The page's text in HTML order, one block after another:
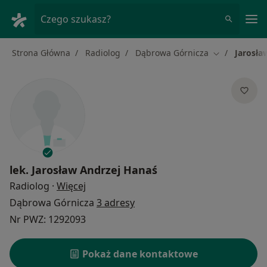
Czego szukasz?
Strona Główna Radiolog Dąbrowa Górnicza Zmień miasto
lek. Jarosław Andrzej Hanaś
Radiolog · Więcej
Dąbrowa Górnicza 3 adresy
Nr PWZ: 1292093
Pokaż dane kontaktowe